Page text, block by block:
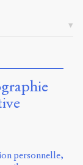
personnelle,